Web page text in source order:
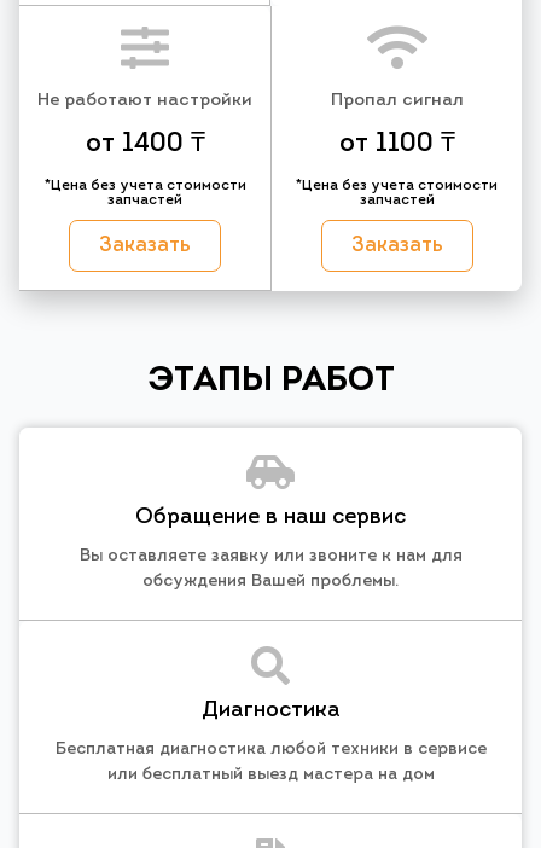
Не работают настройки
от 1400 ₸
*Цена без учета стоимости
запчастей
Заказать
Пропал сигнал
от 1100 ₸
*Цена без учета стоимости
запчастей
Заказать
ЭТАПЫ РАБОТ
Обращение в наш сервис
Вы оставляете заявку или звоните к нам для
обсуждения Вашей проблемы.
Диагностика
Бесплатная диагностика любой техники в сервисе
или бесплатный выезд мастера на дом